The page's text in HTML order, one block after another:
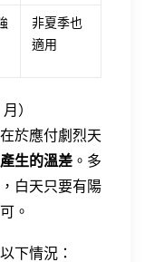
非夏季也
適用
）
於應付劇烈天
生的溫差 。多
白天只要有陽
。
下情況：